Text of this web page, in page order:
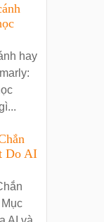
hay
Do AI